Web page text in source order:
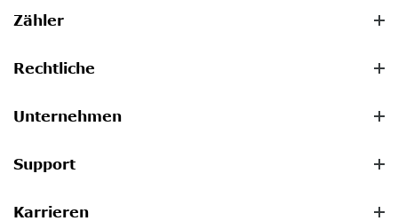
Zähler
Rechtliche
Unternehmen
Support
Karrieren